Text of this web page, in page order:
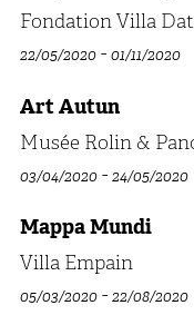
Fondation Villa
22/05/2020-01/11/2020
Art Autun
Musée Rolin &
03/04/2020-24/05/2020
Mappa Mundi
Villa Empain
05/03/2020-22/08/2020